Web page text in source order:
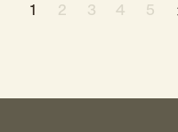
1 2 3 4 5